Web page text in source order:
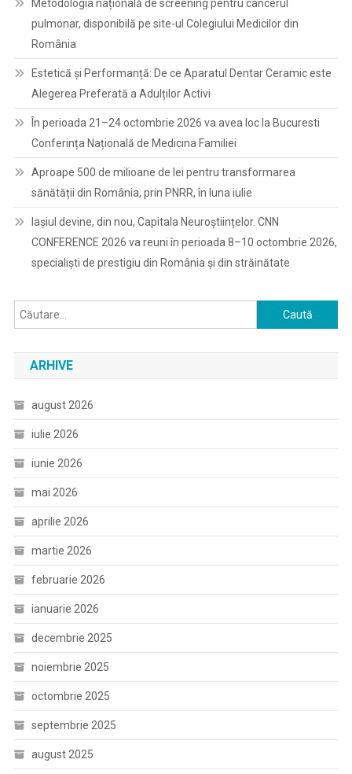
Metodologia națională de screening pentru cancerul
pulmonar, disponibilă pe site-ul Colegiului Medicilor din
România
Estetică și Performanță: De ce Aparatul Dentar Ceramic este
Alegerea Preferată a Adulților Activi
În perioada 21–24 octombrie 2026 va avea loc la Bucuresti
Conferința Națională de Medicina Familiei
Aproape 500 de milioane de lei pentru transformarea
sănătății din România, prin PNRR, în luna iulie
Iașiul devine, din nou, Capitala Neuroștiințelor. CNN
CONFERENCE 2026 va reuni în perioada 8–10 octombrie 2026,
specialiști de prestigiu din România și din străinătate
Caută
după:
ARHIVE
august 2026
iulie 2026
iunie 2026
mai 2026
aprilie 2026
martie 2026
februarie 2026
ianuarie 2026
decembrie 2025
noiembrie 2025
octombrie 2025
septembrie 2025
august 2025